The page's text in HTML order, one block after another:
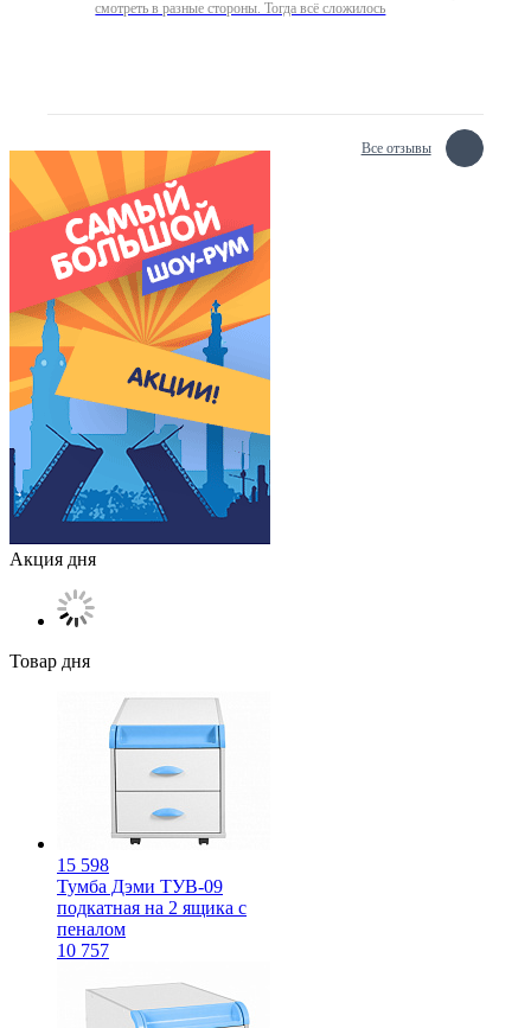
смотреть в разные стороны. Тогда всё сложилось
Все отзывы
Акция дня
Товар дня
15 598
Тумба Дэми ТУВ-09
подкатная на 2 ящика с
пеналом
10 757